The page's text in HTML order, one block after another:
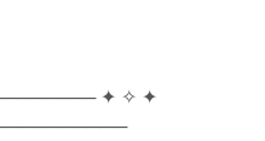
✦ ✧ ✦